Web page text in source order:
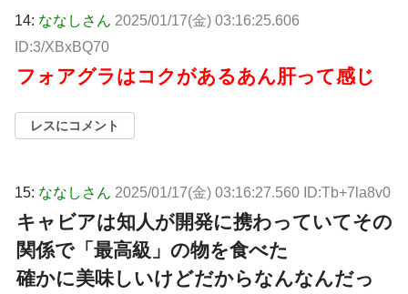
14: ななしさん 2025/01/17(金) 03:16:25.606
ID:3/XBxBQ70
フォアグラはコクがあるあん肝って感じ
レスにコメント
15: ななしさん 2025/01/17(金) 03:16:27.560 ID:Tb+7la8v0
キャビアは知人が開発に携わっていてその
関係で「最高級」の物を食べた
確かに美味しいけどだからなんなんだっ